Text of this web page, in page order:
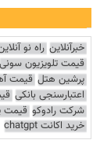
خبرآنلاین راه نو
قیمت تلویزیون سونی
پرشین هتل قیمت
اعتبارسنجی بانکی
شرکت رادوکو قیمت
خرید اکانت chatgpt